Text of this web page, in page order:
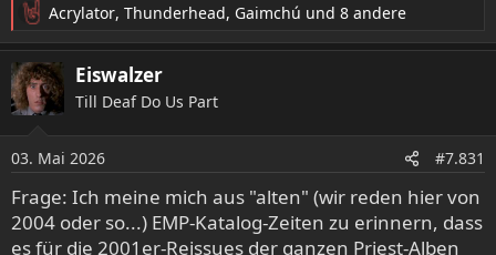
R
e
a
k
t
o
n
e
n
:
Acrylator, Thunderhead, Gaimchú und 8 andere
Eiswalzer
Till Deaf Do Us Part
03. Mai 2026 #7.831
Frage: Ich meine mich aus "alten" (wir reden hier von
2004 oder so...) EMP-Katalog-Zeiten zu erinnern, dass
es für die 2001er-Reissues der ganzen Priest-Alben